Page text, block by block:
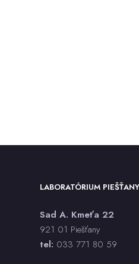
LABORATÓRIUM PIEŠŤANY
Sad A. Kmeťa 22
921 01 Piešťany
tel: 033 771 80 59